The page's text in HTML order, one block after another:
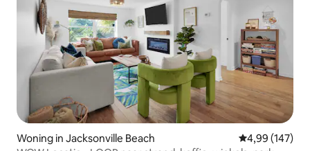
Woning in Jacksonville Beach Gemiddelde
4,99 (147)